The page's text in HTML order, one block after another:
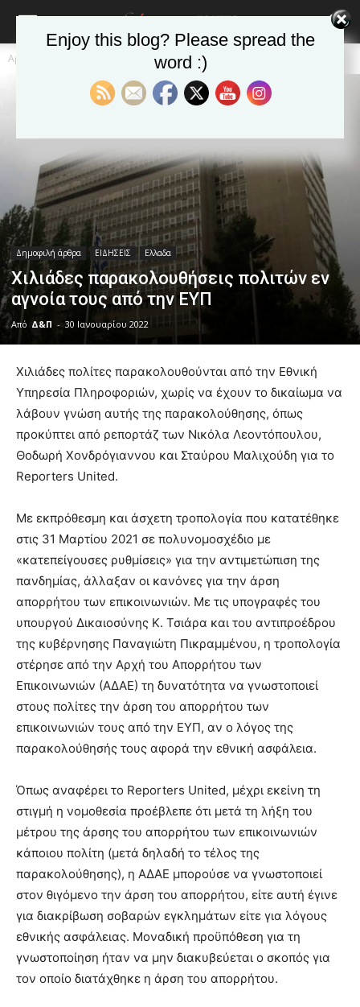
Αρχική
Δημοφιλή άρθρα ΕΙΔΗΣΕΙΣ Ελλαδα
Χιλιάδες παρακολουθήσεις πολιτών εν
αγνοία τους από την ΕΥΠ
Από Δ&Π - 30 Ιανουαρίου 2022
lesbians
very
cam
show.desi
xxx
brandi
you
meaning
pain.
pornhun
porn
Χιλιάδες πολίτες παρακολουθούνται από την Εθνική
Υπηρεσία Πληροφοριών, χωρίς να έχουν το δικαίωμα να
λάβουν γνώση αυτής της παρακολούθησης, όπως
προκύπτει από ρεπορτάζ των Νικόλα Λεοντόπουλου,
Θοδωρή Χονδρόγιαννου και Σταύρου Μαλιχούδη για το
Reporters United.
Με εκπρόθεσμη και άσχετη τροπολογία που κατατέθηκε
στις 31 Μαρτίου 2021 σε πολυνομοσχέδιο με
«κατεπείγουσες ρυθμίσεις» για την αντιμετώπιση της
πανδημίας, άλλαξαν οι κανόνες για την άρση
απορρήτου των επικοινωνιών. Με τις υπογραφές του
υπουργού Δικαιοσύνης Κ. Τσιάρα και του αντιπροέδρου
της κυβέρνησης Παναγιώτη Πικραμμένου, η τροπολογία
στέρησε από την Αρχή του Απορρήτου των
Επικοινωνιών (ΑΔΑΕ) τη δυνατότητα να γνωστοποιεί
στους πολίτες την άρση του απορρήτου των
επικοινωνιών τους από την ΕΥΠ, αν ο λόγος της
παρακολούθησής τους αφορά την εθνική ασφάλεια.
Όπως αναφέρει το Reporters United, μέχρι εκείνη τη
στιγμή η νομοθεσία προέβλεπε ότι μετά τη λήξη του
μέτρου της άρσης του απορρήτου των επικοινωνιών
κάποιου πολίτη (μετά δηλαδή το τέλος της
παρακολούθησης), η ΑΔΑΕ μπορούσε να γνωστοποιεί
στον θιγόμενο την άρση του απορρήτου, είτε αυτή έγινε
για διακρίβωση σοβαρών εγκλημάτων είτε για λόγους
εθνικής ασφάλειας. Μοναδική προϋπόθεση για τη
γνωστοποίηση ήταν να μην διακυβεύεται ο σκοπός για
τον οποίο διατάχθηκε η άρση του απορρήτου.
Enjoy this blog? Please spread the
word :)